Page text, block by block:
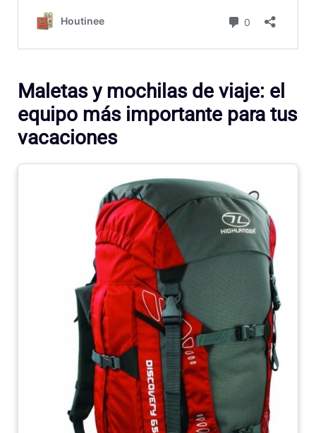
Maletas y mochilas de viaje: el
equipo más importante para tus
vacaciones